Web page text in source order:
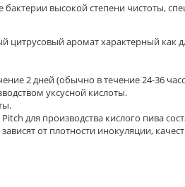
высокой степени чистоты,
аромат характерный как
2 дней (обычно в течение 24-36
уксусной кислоты.
для производства кислого пива
от плотности инокуляции,